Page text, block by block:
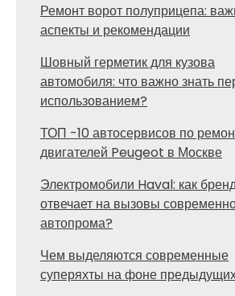
Ремонт ворот полуприцепа:
аспекты и рекомендации
Шовный герметик для кузова
автомобиля: что важно знать
использованием?
ТОП -10 автосервисов по
двигателей Peugeot в Москве
Электромобили Haval: как
отвечает на вызовы
автопрома?
Чем выделяются современные
суперяхты на фоне